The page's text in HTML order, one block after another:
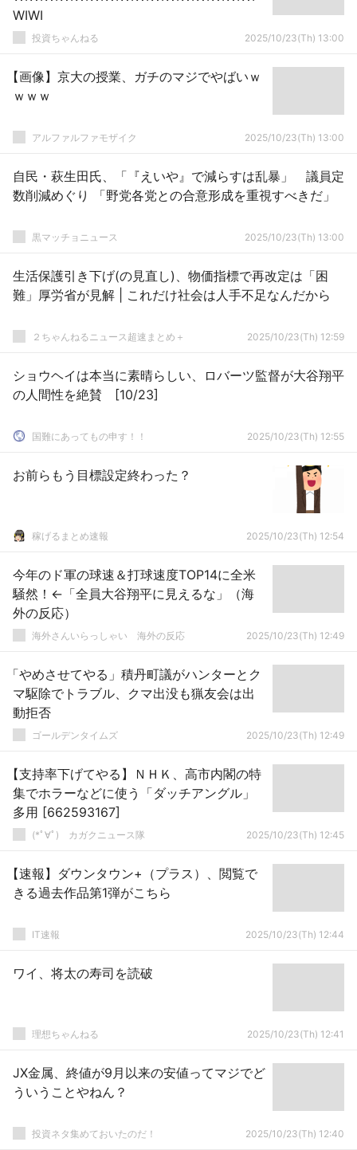
WIWI
投資ちゃんねる 2025/10/23(Th) 13:00
【画像】京大の授業、ガチのマジでやばいｗ
ｗｗｗ
アルファルファモザイク 2025/10/23(Th) 13:00
自民・萩生田氏、「『えいや』で減らすは乱暴」 議員定
数削減めぐり 「野党各党との合意形成を重視すべきだ」
黒マッチョニュース 2025/10/23(Th) 13:00
生活保護引き下げ(の見直し)、物価指標で再改定は「困
難」厚労省が見解 | これだけ社会は人手不足なんだから
２ちゃんねるニュース超速まとめ＋ 2025/10/23(Th) 12:59
ショウヘイは本当に素晴らしい、ロバーツ監督が大谷翔平
の人間性を絶賛 [10/23]
国難にあってもの申す！！ 2025/10/23(Th) 12:55
お前らもう目標設定終わった？
稼げるまとめ速報 2025/10/23(Th) 12:54
今年のド軍の球速＆打球速度TOP14に全米
騒然！←「全員大谷翔平に見えるな」（海
外の反応）
海外さんいらっしゃい 海外の反応 2025/10/23(Th) 12:49
「やめさせてやる」積丹町議がハンターとク
マ駆除でトラブル、クマ出没も猟友会は出
動拒否
ゴールデンタイムズ 2025/10/23(Th) 12:49
【支持率下げてやる】ＮＨＫ、高市内閣の特
集でホラーなどに使う「ダッチアングル」
多用 [662593167]
(*ﾟ∀ﾟ)ゞカガクニュース隊 2025/10/23(Th) 12:45
【速報】ダウンタウン+（プラス）、閲覧で
きる過去作品第1弾がこちら
IT速報 2025/10/23(Th) 12:44
ワイ、将太の寿司を読破
理想ちゃんねる 2025/10/23(Th) 12:41
JX金属、終値が9月以来の安値ってマジでど
ういうことやねん？
投資ネタ集めておいたのだ！ 2025/10/23(Th) 12:40